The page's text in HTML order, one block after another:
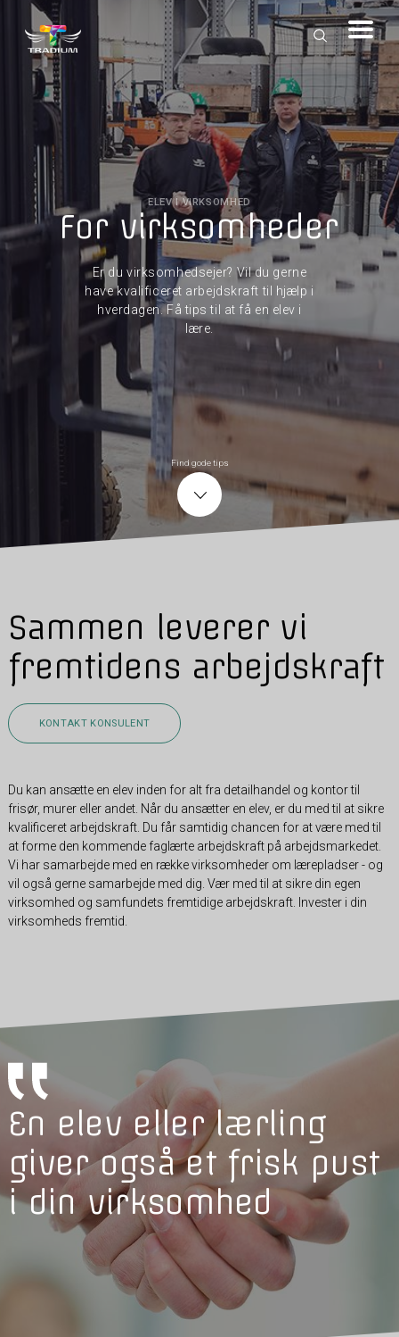
ELEV I VIRKSOMHED
For virksomheder
Er du virksomhedsejer? Vil du gerne
have kvalificeret arbejdskraft til hjælp i
hverdagen. Få tips til at få en elev i
lære.
Find gode tips
Sammen leverer vi
fremtidens arbejdskraft
KONTAKT KONSULENT
Du kan ansætte en elev inden for alt fra detailhandel og kontor til
frisør, murer eller andet. Når du ansætter en elev, er du med til at sikre
kvalificeret arbejdskraft. Du får samtidig chancen for at være med til
at forme den kommende faglærte arbejdskraft på arbejdsmarkedet.
Vi har samarbejde med en række virksomheder om lærepladser - og
vil også gerne samarbejde med dig. Vær med til at sikre din egen
virksomhed og samfundets fremtidige arbejdskraft. Invester i din
virksomheds fremtid.
En elev eller lærling
giver også et frisk pust
i din virksomhed